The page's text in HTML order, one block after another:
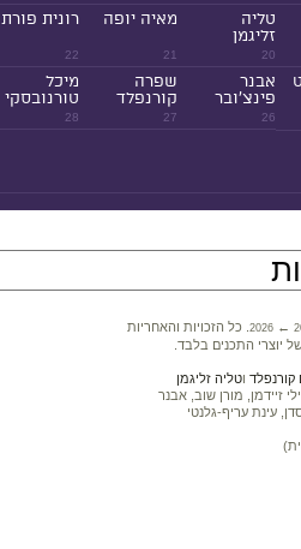
20
טליה
זליגמן
21
מאיה יופה
22
רונית פורת
26
אבנר
פינצ'ובר
27
שפרה
קורנפלד
28
מיכל
טורנובסקי
2026 ←
. כל הזכויות והאחריות
יוצרי התכנים בלבד.
וטליה זליגמן
זיידמן, מורן שוב, אבנר
עינת עריף-גלנטי